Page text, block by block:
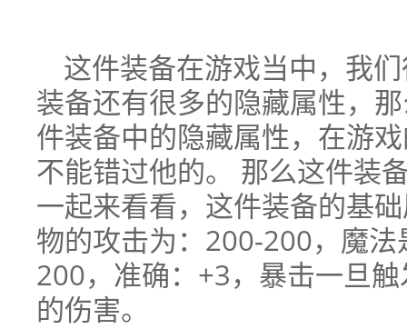
这件装备在游戏当中，我
装备还有很多的隐藏属性，
件装备中的隐藏属性，在游
不能错过他的。 那么这件装
一起来看看，这件装备的基
物的攻击为：200-200，魔
200，准确：+3，暴击一旦
的伤害。